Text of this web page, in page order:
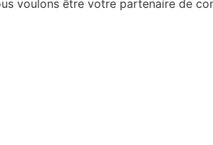
voulons être votre partenaire de